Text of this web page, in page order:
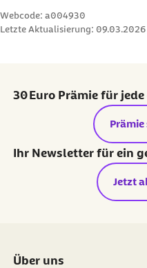
Webcode: a004930
Letzte Aktualisierung: 09.03.2026
30 Euro Prämie für
Ihr Newsletter für ein
Jetzt
Über uns